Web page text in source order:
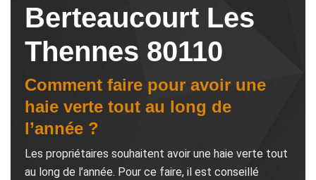
Berteaucourt Les
Thennes 80110
Comment faire pour avoir une
haie verte tout au long de
l’année ?
Les propriétaires souhaitent avoir une haie verte tout
au long de l’année. Pour ce faire, il est conseillé